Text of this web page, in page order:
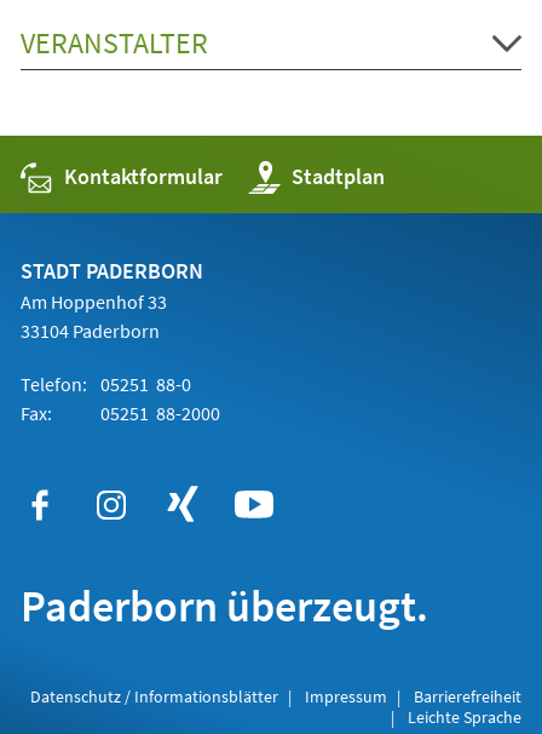
VERANSTALTER
Kontaktformular Stadtplan
(Öffnet
in
einem
STADT PADERBORN
Am Hoppenhof 33
33104 Paderborn
Telefon: 05251 88-0
Fax:
05251 88-2000
Paderborn überzeugt.
Datenschutz / Informationsblätter Impressum
Barrierefreiheit
Leichte Sprache